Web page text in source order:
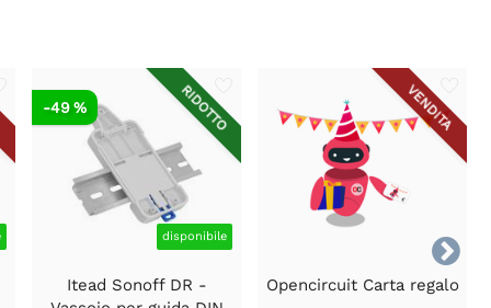

RIDOTTO
disponibile
-49 %
Itead Sonoff DR -
VENDITA
Opencircuit Carta regalo